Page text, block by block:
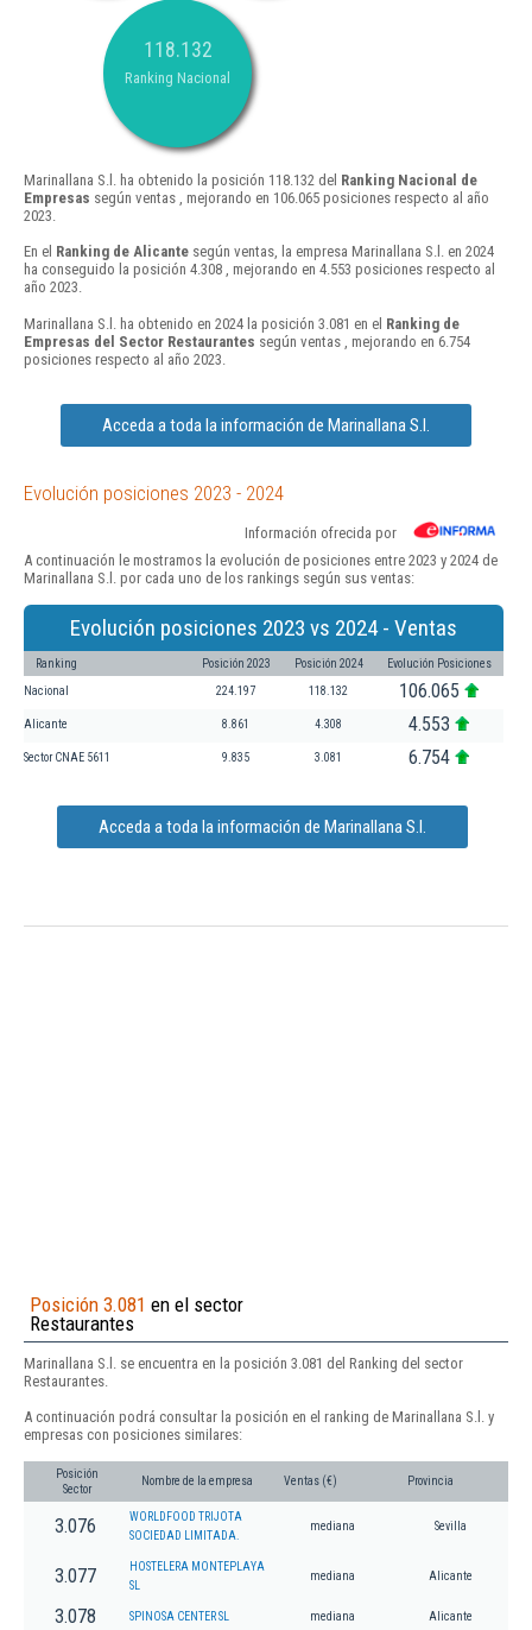
118.132
Ranking Nacional
Marinallana S.l. ha obtenido la posición 118.132 del Ranking Nacional de
Empresas según ventas , mejorando en 106.065 posiciones respecto al año
2023.
En el Ranking de Alicante según ventas, la empresa Marinallana S.l. en 2024
ha conseguido la posición 4.308 , mejorando en 4.553 posiciones respecto al
año 2023.
Marinallana S.l. ha obtenido en 2024 la posición 3.081 en el Ranking de
Empresas del Sector Restaurantes según ventas , mejorando en 6.754
posiciones respecto al año 2023.
Acceda a toda la información de Marinallana S.l.
Evolución posiciones 2023 - 2024
Información ofrecida por
A continuación le mostramos la evolución de posiciones entre 2023 y 2024 de
Marinallana S.l. por cada uno de los rankings según sus ventas:
Evolución posiciones 2023 vs 2024 - Ventas
Ranking Posición 2023 Posición 2024 Evolución Posiciones
Nacional 224.197 118.132 106.065
Alicante 8.861 4.308 4.553
Sector CNAE 5611 9.835 3.081 6.754
Acceda a toda la información de Marinallana S.l.
Posición 3.081 en el sector
Restaurantes
Marinallana S.l. se encuentra en la posición 3.081 del Ranking del sector
Restaurantes.
A continuación podrá consultar la posición en el ranking de Marinallana S.l. y
empresas con posiciones similares:
Posición
Sector
Nombre de la empresa Ventas (€) Provincia
3.076
WORLDFOOD TRIJOTA
SOCIEDAD LIMITADA.
mediana Sevilla
3.077
HOSTELERA MONTEPLAYA
SL
mediana Alicante
3.078 SPINOSA CENTER SL mediana Alicante